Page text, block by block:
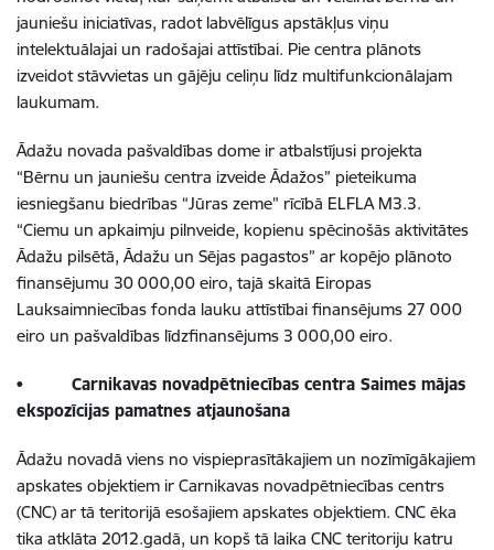
jauniešu iniciatīvas, radot labvēlīgus apstākļus viņu
intelektuālajai un radošajai attīstībai. Pie centra plānots
izveidot stāvvietas un gājēju celiņu līdz multifunkcionālajam
laukumam.
Ādažu novada pašvaldības dome ir atbalstījusi projekta
“Bērnu un jauniešu centra izveide Ādažos” pieteikuma
iesniegšanu biedrības “Jūras zeme” rīcībā ELFLA M3.3.
“Ciemu un apkaimju pilnveide, kopienu spēcinošās aktivitātes
Ādažu pilsētā, Ādažu un Sējas pagastos” ar kopējo plānoto
finansējumu 30 000,00 eiro, tajā skaitā Eiropas
Lauksaimniecības fonda lauku attīstībai finansējums 27 000
eiro un pašvaldības līdzfinansējums 3 000,00 eiro.
• Carnikavas novadpētniecības centra Saimes mājas
ekspozīcijas pamatnes atjaunošana
Ādažu novadā viens no vispieprasītākajiem un nozīmīgākajiem
apskates objektiem ir Carnikavas novadpētniecības centrs
(CNC) ar tā teritorijā esošajiem apskates objektiem. CNC ēka
tika atklāta 2012.gadā, un kopš tā laika CNC teritoriju katru